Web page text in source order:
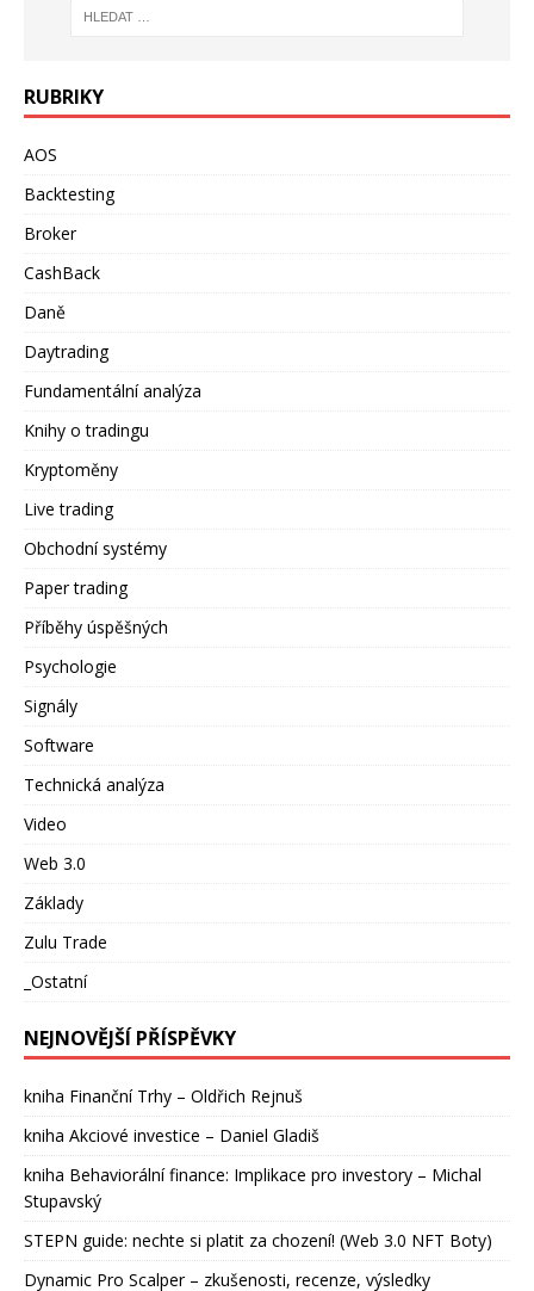
RUBRIKY
AOS
Backtesting
Broker
CashBack
Daně
Daytrading
Fundamentální analýza
Knihy o tradingu
Kryptoměny
Live trading
Obchodní systémy
Paper trading
Příběhy úspěšných
Psychologie
Signály
Software
Technická analýza
Video
Web 3.0
Základy
Zulu Trade
_Ostatní
NEJNOVĚJŠÍ PŘÍSPĚVKY
kniha Finanční Trhy – Oldřich Rejnuš
kniha Akciové investice – Daniel Gladiš
kniha Behaviorální finance: Implikace pro investory – Michal
Stupavský
STEPN guide: nechte si platit za chození! (Web 3.0 NFT Boty)
Dynamic Pro Scalper – zkušenosti, recenze, výsledky